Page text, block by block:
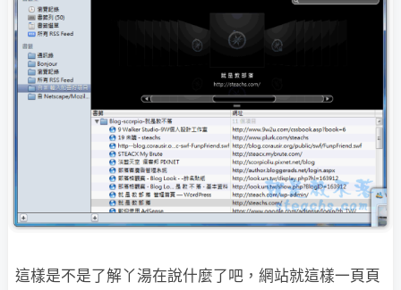
這樣是不是了解丫湯在說什麼了吧，網站就這樣一頁頁